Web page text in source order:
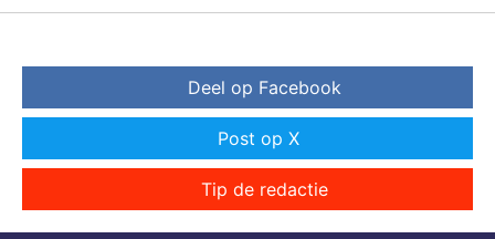
Deel op Facebook
Post op X
Tip de redactie